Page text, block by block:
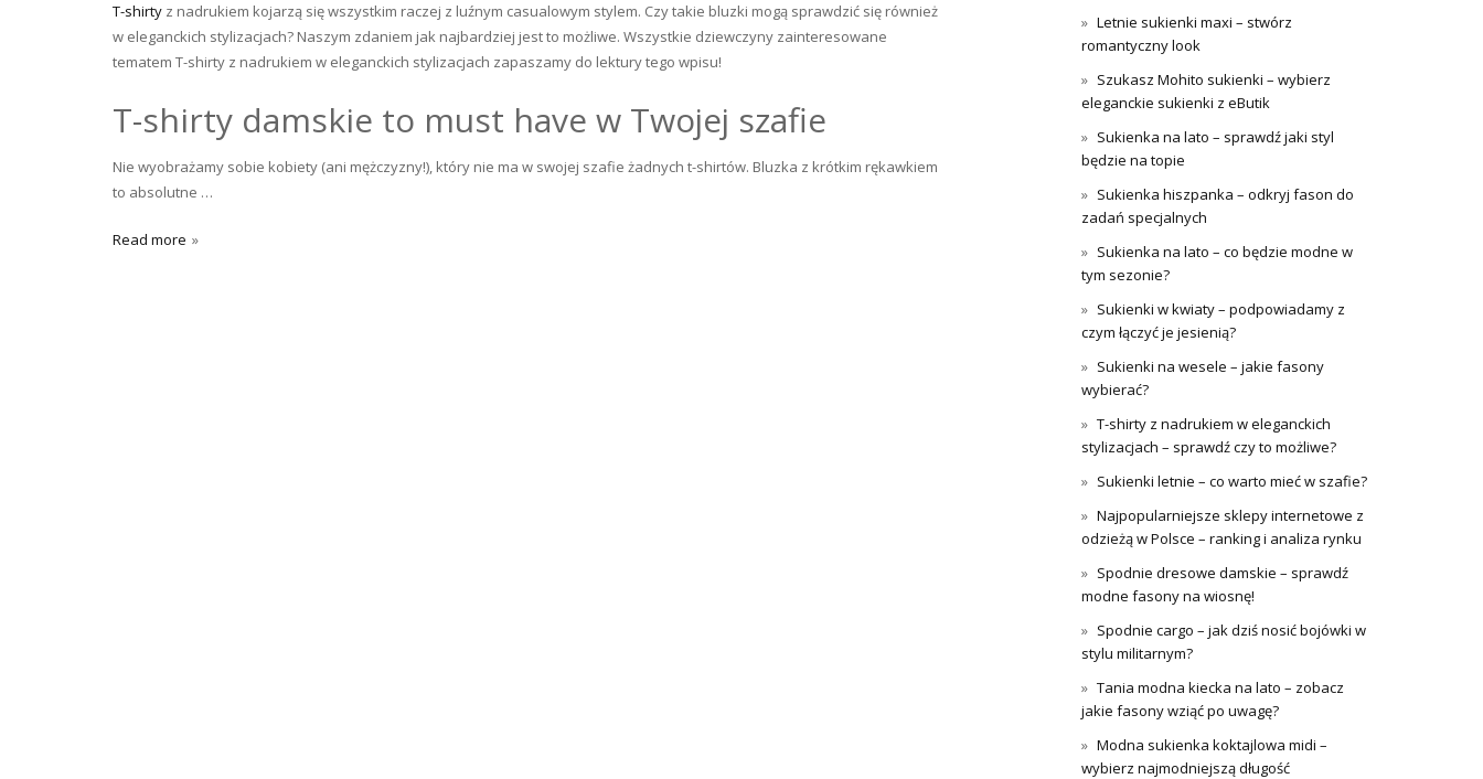
T-shirty z nadrukiem kojarzą się wszystkim raczej z luźnym casualowym stylem. Czy takie bluzki mogą sprawdzić się również
w eleganckich stylizacjach? Naszym zdaniem jak najbardziej jest to możliwe. Wszystkie dziewczyny zainteresowane
tematem T-shirty z nadrukiem w eleganckich stylizacjach zapaszamy do lektury tego wpisu!
T-shirty damskie to must have w Twojej szafie
Nie wyobrażamy sobie kobiety (ani mężczyzny!), który nie ma w swojej szafie żadnych t-shirtów. Bluzka z krótkim rękawkiem
to absolutne …
Read more
Letnie sukienki maxi – stwórz
romantyczny look
Szukasz Mohito sukienki – wybierz
eleganckie sukienki z eButik
Sukienka na lato – sprawdź jaki styl
będzie na topie
Sukienka hiszpanka – odkryj fason do
zadań specjalnych
Sukienka na lato – co będzie modne w
tym sezonie?
Sukienki w kwiaty – podpowiadamy z
czym łączyć je jesienią?
Sukienki na wesele – jakie fasony
wybierać?
T-shirty z nadrukiem w eleganckich
stylizacjach – sprawdź czy to możliwe?
Sukienki letnie – co warto mieć w szafie?
Najpopularniejsze sklepy internetowe z
odzieżą w Polsce – ranking i analiza rynku
Spodnie dresowe damskie – sprawdź
modne fasony na wiosnę!
Spodnie cargo – jak dziś nosić bojówki w
stylu militarnym?
Tania modna kiecka na lato – zobacz
jakie fasony wziąć po uwagę?
Modna sukienka koktajlowa midi –
wybierz najmodniejszą długość